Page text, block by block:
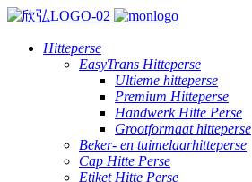
Hitteperse
EasyTrans Hitteperse
Ultieme hitteperse
Premium Hitteperse
Handwerk Hitte Perse
Grootformaat hitteperse
Beker- en tuimelaarhitteperse
Cap Hitte Perse
Etiket Hitte Perse